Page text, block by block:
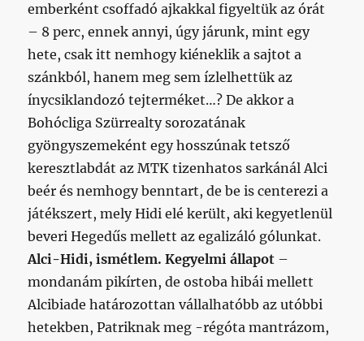
emberként csoffadó ajkakkal figyeltük az órát
– 8 perc, ennek annyi, úgy járunk, mint egy
hete, csak itt nemhogy kiéneklik a sajtot a
szánkból, hanem meg sem ízlelhettük az
ínycsiklandozó tejterméket…? De akkor a
Bohócliga Szürrealty sorozatának
gyöngyszemeként egy hosszúnak tetsző
keresztlabdát az MTK tizenhatos sarkánál Alci
beér és nemhogy benntart, de be is centerezi a
játékszert, mely Hidi elé került, aki kegyetlenül
beveri Hegedűs mellett az egalizáló gólunkat.
Alci-Hidi, ismétlem. Kegyelmi állapot –
mondanám pikírten, de ostoba hibái mellett
Alcibiade határozottan vállalhatóbb az utóbbi
hetekben, Patriknak meg -régóta mantrázom,